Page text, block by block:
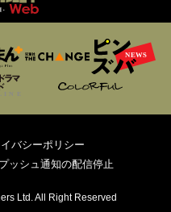
バシーポリシー
プッシュ通知の配信停止
Ltd. All Right Reserved